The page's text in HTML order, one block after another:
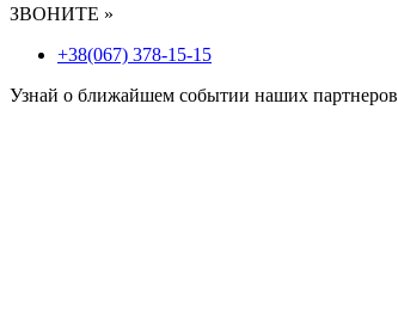
ЗВОНИТЕ »
+38(067) 378-15-15
Узнай о ближайшем событии наших партнеров